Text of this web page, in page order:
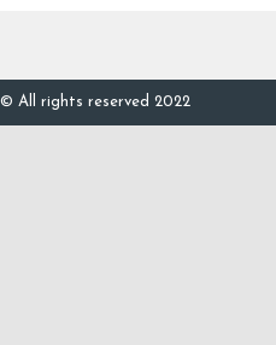
All rights reserved 2022